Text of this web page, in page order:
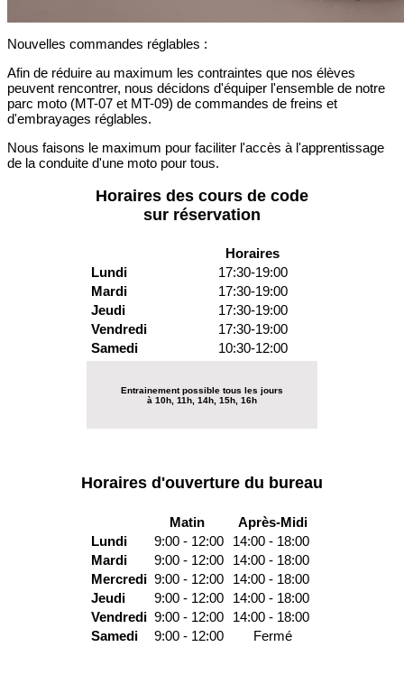
Nouvelles commandes réglables :
Afin de réduire au maximum les contraintes que nos élèves
peuvent rencontrer, nous décidons d'équiper l'ensemble de notre
parc moto (MT-07 et MT-09) de commandes de freins et
d'embrayages réglables.
Nous faisons le maximum pour faciliter l'accès à l'apprentissage
de la conduite d'une moto pour tous.
Horaires des cours de code
sur réservation
Horaires
Lundi
17:30-19:00
Mardi
17:30-19:00
Jeudi
17:30-19:00
Vendredi
17:30-19:00
Samedi
10:30-12:00
Entrainement possible tous les jours
à 10h, 11h, 14h, 15h, 16h
Horaires d'ouverture du bureau
Matin
Après-Midi
Lundi
9:00 - 12:00
14:00 - 18:00
Mardi
9:00 - 12:00
14:00 - 18:00
Mercredi 9:00 - 12:00
14:00 - 18:00
Jeudi
9:00 - 12:00
14:00 - 18:00
Vendredi 9:00 - 12:00
14:00 - 18:00
Samedi
9:00 - 12:00 Fermé